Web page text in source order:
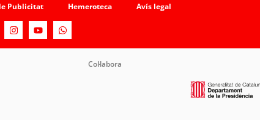
Publicitat Hemeroteca Avís legal
Col·labora